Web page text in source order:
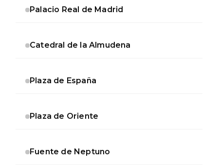
Palacio Real de Madrid
Catedral de la Almudena
Plaza de España
Plaza de Oriente
Fuente de Neptuno